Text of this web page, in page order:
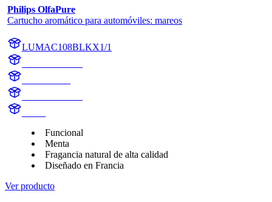
Philips OlfaPure
Cartucho aromático para automóviles: mareos
LUMAC108BLKX1/1
Funcional
Menta
Fragancia natural de alta calidad
Diseñado en Francia
Ver producto